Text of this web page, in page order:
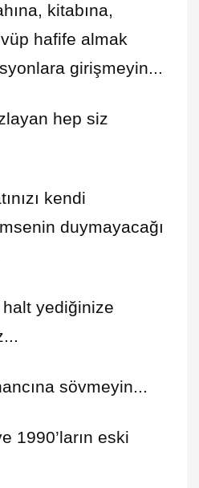
kitabına,
hafife almak
girişmeyin...
hep siz
kendi
duymayacağı
yediğinize
sövmeyin...
1990’ların eski